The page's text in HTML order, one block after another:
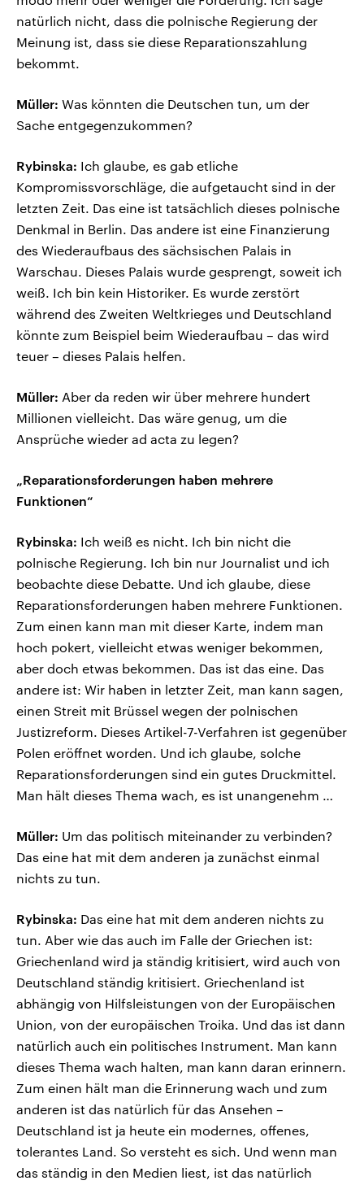
natürlich nicht, dass die polnische Regierung der
Meinung ist, dass sie diese Reparationszahlung
bekommt.
Müller: Was könnten die Deutschen tun, um der
Sache entgegenzukommen?
Rybinska: Ich glaube, es gab etliche
Kompromissvorschläge, die aufgetaucht sind in der
letzten Zeit. Das eine ist tatsächlich dieses polnische
Denkmal in Berlin. Das andere ist eine Finanzierung
des Wiederaufbaus des sächsischen Palais in
Warschau. Dieses Palais wurde gesprengt, soweit ich
weiß. Ich bin kein Historiker. Es wurde zerstört
während des Zweiten Weltkrieges und Deutschland
könnte zum Beispiel beim Wiederaufbau – das wird
teuer – dieses Palais helfen.
Müller: Aber da reden wir über mehrere hundert
Millionen vielleicht. Das wäre genug, um die
Ansprüche wieder ad acta zu legen?
„Reparationsforderungen haben mehrere
Funktionen“
Rybinska: Ich weiß es nicht. Ich bin nicht die
polnische Regierung. Ich bin nur Journalist und ich
beobachte diese Debatte. Und ich glaube, diese
Reparationsforderungen haben mehrere Funktionen.
Zum einen kann man mit dieser Karte, indem man
hoch pokert, vielleicht etwas weniger bekommen,
aber doch etwas bekommen. Das ist das eine. Das
andere ist: Wir haben in letzter Zeit, man kann sagen,
einen Streit mit Brüssel wegen der polnischen
Justizreform. Dieses Artikel-7-Verfahren ist gegenüber
Polen eröffnet worden. Und ich glaube, solche
Reparationsforderungen sind ein gutes Druckmittel.
Man hält dieses Thema wach, es ist unangenehm …
Müller: Um das politisch miteinander zu verbinden?
Das eine hat mit dem anderen ja zunächst einmal
nichts zu tun.
Rybinska: Das eine hat mit dem anderen nichts zu
tun. Aber wie das auch im Falle der Griechen ist:
Griechenland wird ja ständig kritisiert, wird auch von
Deutschland ständig kritisiert. Griechenland ist
abhängig von Hilfsleistungen von der Europäischen
Union, von der europäischen Troika. Und das ist dann
natürlich auch ein politisches Instrument. Man kann
dieses Thema wach halten, man kann daran erinnern.
Zum einen hält man die Erinnerung wach und zum
anderen ist das natürlich für das Ansehen –
Deutschland ist ja heute ein modernes, offenes,
tolerantes Land. So versteht es sich. Und wenn man
das ständig in den Medien liest, ist das natürlich